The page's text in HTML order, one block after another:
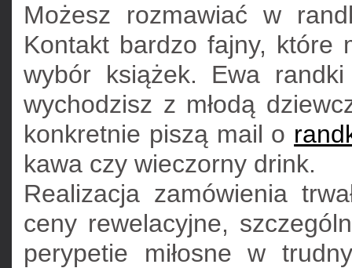
Możesz rozmawiać w
Kontakt bardzo fajny, które
wybór książek. Ewa
wychodzisz z młodą
konkretnie piszą mail o
kawa czy wieczorny drink.
Realizacja zamówienia
ceny rewelacyjne,
perypetie miłosne w